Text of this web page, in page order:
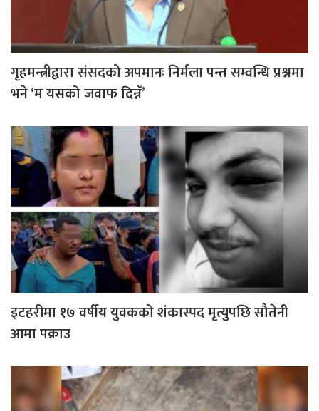
गृहमन्त्रीद्वारा संसदको अपमानः निर्मला पन्त सम्वन्धि प्रश्नमा
भने ‘म यसको जवाफ दिन्नँ’
इटहरीमा १७ वर्षीय युवकको शंकास्पद मृत्युपछि सौतेनी
आमा पक्राउ